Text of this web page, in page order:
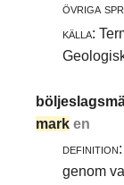
övriga
källa:
mark en
definition:
genom